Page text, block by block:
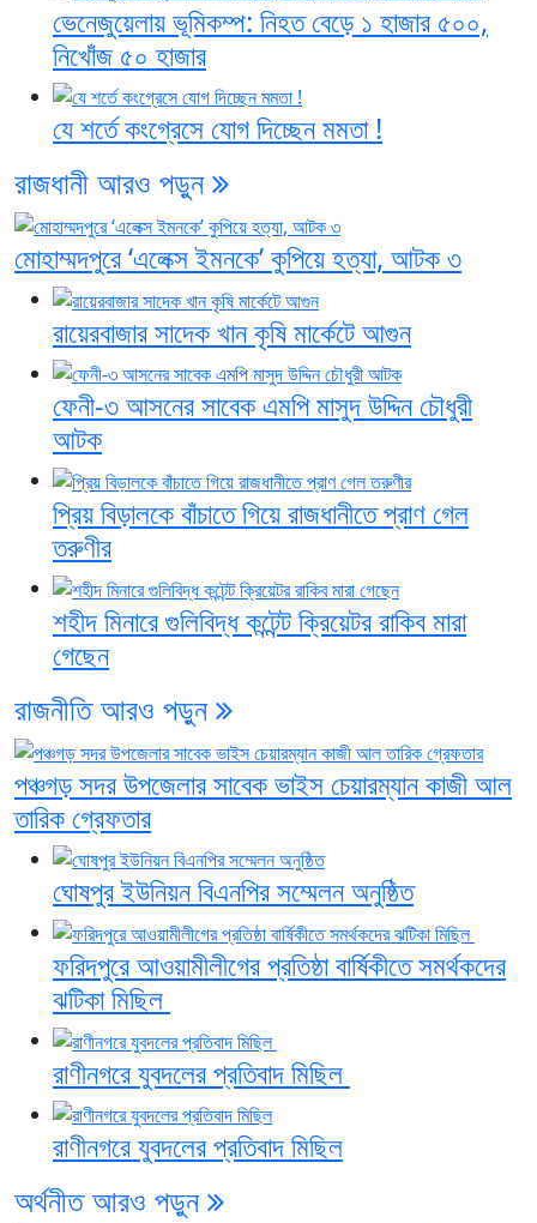
ভেনেজুয়েলায় ভূমিকম্প: নিহত বেড়ে ১ হাজার ৫০০,
নিখোঁজ ৫০ হাজার
যে শর্তে কংগ্রেসে যোগ দিচ্ছেন মমতা !
রাজধানী আরও পড়ুন
মোহাম্মদপুরে ‘এলেক্স ইমনকে’ কুপিয়ে হত্যা, আটক ৩
রায়েরবাজার সাদেক খান কৃষি মার্কেটে আগুন
ফেনী-৩ আসনের সাবেক এমপি মাসুদ উদ্দিন চৌধুরী
আটক
প্রিয় বিড়ালকে বাঁচাতে গিয়ে রাজধানীতে প্রাণ গেল
তরুণীর
শহীদ মিনারে গুলিবিদ্ধ কন্টেন্ট ক্রিয়েটর রাকিব মারা
গেছেন
রাজনীতিআরও পড়ুন
পঞ্চগড় সদর উপজেলার সাবেক ভাইস চেয়ারম্যান কাজী আল
তারিক গ্রেফতার
ঘোষপুর ইউনিয়ন বিএনপির সম্মেলন অনুষ্ঠিত
ফরিদপুরে আওয়ামীলীগের প্রতিষ্ঠা বার্ষিকীতে সমর্থকদের
ঝটিকা মিছিল
রাণীনগরে যুবদলের প্রতিবাদ মিছিল ‎
রাণীনগরে যুবদলের প্রতিবাদ মিছিল
অর্থনীতআরও পড়ুন